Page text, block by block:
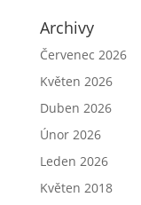
Archivy
Červenec 2026
Květen 2026
Duben 2026
Únor 2026
Leden 2026
Květen 2018